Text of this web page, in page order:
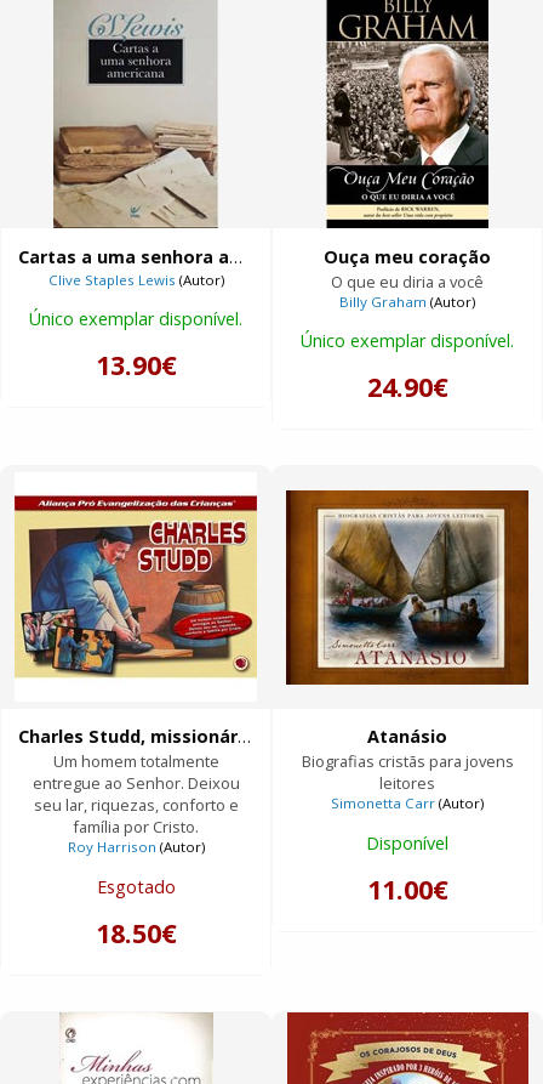
Cartas a uma senhora americana
Clive Staples Lewis (Autor)
Único exemplar disponível.
13.90€
Ouça meu coração
O que eu diria a você
Billy Graham (Autor)
Único exemplar disponível.
24.90€
Charles Studd, missionário pioneiro
Um homem totalmente
entregue ao Senhor. Deixou
seu lar, riquezas, conforto e
família por Cristo.
Roy Harrison (Autor)
Esgotado
18.50€
Atanásio
Biografias cristãs para jovens
leitores
Simonetta Carr (Autor)
Disponível
11.00€